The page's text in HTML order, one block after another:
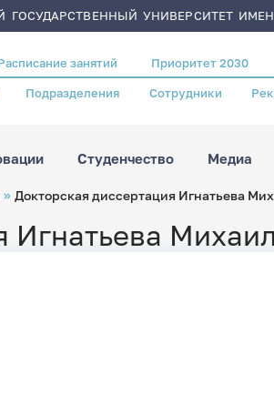
УНИВЕРСИТЕТ
занятий Приоритет 2030
Подразделения Сотрудники
Студенчество Медиа
Докторская диссертация Игнатьева
Игнатьева